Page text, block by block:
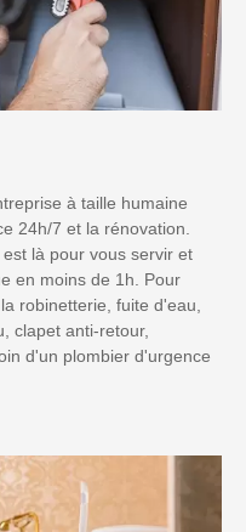
à taille humaine
24h/7 et la rénovation.
là pour vous servir et
en moins de 1h. Pour
robinetterie, fuite d'eau,
clapet anti-retour,
d'un plombier d'urgence